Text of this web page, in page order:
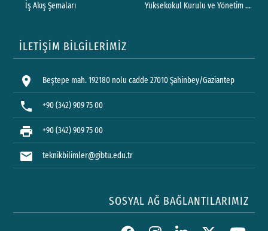
İş Akış Şemaları
Yüksekokul Kurulu ve Yönetim Kurulu
İLETİŞİM BİLGİLERİMİZ
location_on Beştepe mah. 192180 nolu cadde 27010 Şahinbey/Gaziantep
phone +90 (342) 909 75 00
print +90 (342) 909 75 00
mail teknikbilimler@gibtu.edu.tr
SOSYAL AĞ BAĞLANTILARIMIZ